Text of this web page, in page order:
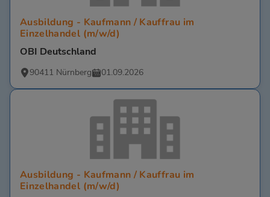
Ausbildung - Kaufmann / Kauffrau im
Einzelhandel (m/w/d)
OBI Deutschland
90411 Nürnberg 01.09.2026
Ausbildung - Kaufmann / Kauffrau im
Einzelhandel (m/w/d)